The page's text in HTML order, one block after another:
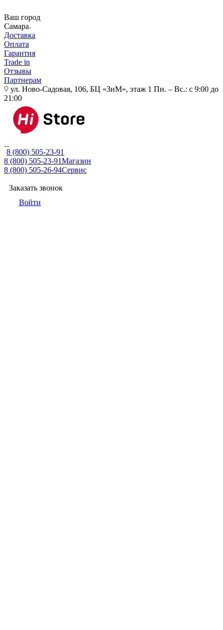
Ваш город
Самара
Доставка
Оплата
Гарантия
Trade in
Отзывы
Партнерам
ул. Ново-Садовая, 106, БЦ «ЗиМ», этаж 1 Пн. – Вс.: с 9:00 до
21:00
8 (800) 505-23-91
8 (800) 505-23-91Магазин
8 (800) 505-26-94Сервис
Заказать звонок
Войти